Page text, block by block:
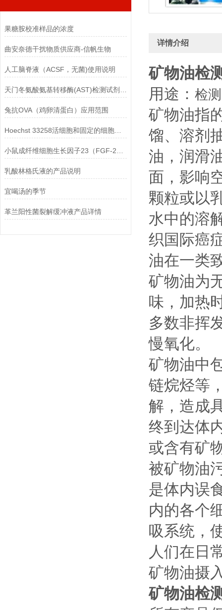
果糖胺校准样品的浓度
曲安奈德干扰物质供应商-信帆生物
人工脑脊液（ACSF，无菌)使用说明
兔抗OVA（鸡卵清蛋白）应用范围
Hoechst 33258活细胞和固定的细胞均可标记
乳酸林格氏液的产品说明
宜喝汤的季节
革兰阳性菌裂解缓冲液产品详情
详情介绍
矿物油检
用途： 检
矿物油指
馏、溶剂
油，润滑
面，影响
颗粒或以
水中的溶
织国际癌
油在一类
矿物油为
味，加热
多数非挥
慢氧化。
矿物油中
链烷烃等
解，造成
终到达体
或含有矿
被矿物油
是体内误
内的各个
吸系统，
人们在日
矿物油摄
矿物油检